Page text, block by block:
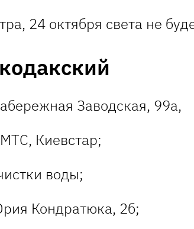
24 октября света не
Заводская, 99а,
Киевстар;
воды;
Кондратюка, 2б;